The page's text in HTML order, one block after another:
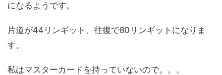
になるようです。
片道が44リンギット、往復で80リンギットになりま
す。
私はマスターカードを持っていないので。。。